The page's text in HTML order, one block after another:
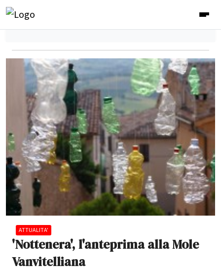
ATTUALITA'
'Nottenera', l'anteprima alla Mole
Vanvitelliana